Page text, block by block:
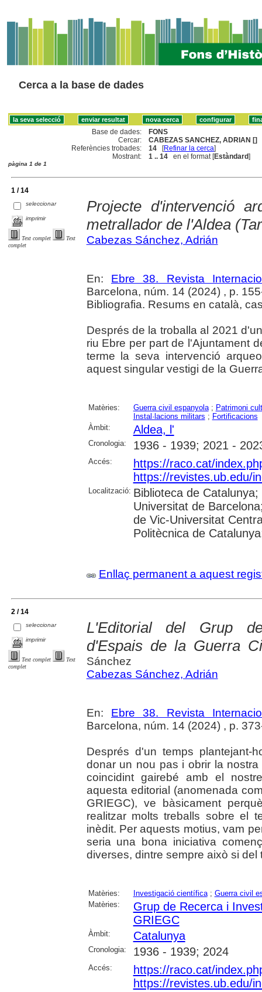
Cerca a la base de dades
Base de dades:
FONS
Cercar:
CABEZAS SANCHEZ, ADRIAN []
Referències trobades:
14 [Refinar la cerca]
Mostrant:
1 .. 14 en el format [Estàndard]
pàgina 1 de 1
1 / 14
seleccionar
imprimir
Text complet
Text
complet
Projecte d'intervenció
metrallador de l'Aldea
Cabezas Sánchez, Adrián
En: Ebre 38. Revista
Barcelona, núm. 14 (2024) , p.
Bibliografia. Resums en català,
Després de la troballa al 2021
riu Ebre per part de l'Ajuntament
terme la seva intervenció
aquest singular vestigi de la
Matèries: Guerra civil espanyola; Patrimoni
Instal·lacions militars ; Fortificacions
Àmbit:
Aldea, l'
Cronologia: 1936 - 1939; 2021 -
Accés:
https://raco.cat/
https://revistes.ub.edu/
Localització: Biblioteca de
Universitat de
de Vic-Universitat
Politècnica de
Enllaç permanent a aquest
2 / 14
seleccionar
imprimir
Text complet
Text
complet
L'Editorial del Grup
d'Espais de la Guerra
Sánchez
Cabezas Sánchez, Adrián
En: Ebre 38. Revista
Barcelona, núm. 14 (2024) , p.
Després d'un temps plantejant-
donar un nou pas i obrir la
coincidint gairebé amb el
aquesta editorial (anomenada
GRIEGC), ve bàsicament
realitzar molts treballs sobre el
inèdit. Per aquests motius, vam
seria una bona iniciativa
diverses, dintre sempre això si
Matèries: Investigació científica; Guerra civil
Matèries:
Grup de Recerca i
GRIEGC
Àmbit: Catalunya
Cronologia: 1936 - 1939; 2024
Accés:
https://raco.cat/
https://revistes.ub.edu/